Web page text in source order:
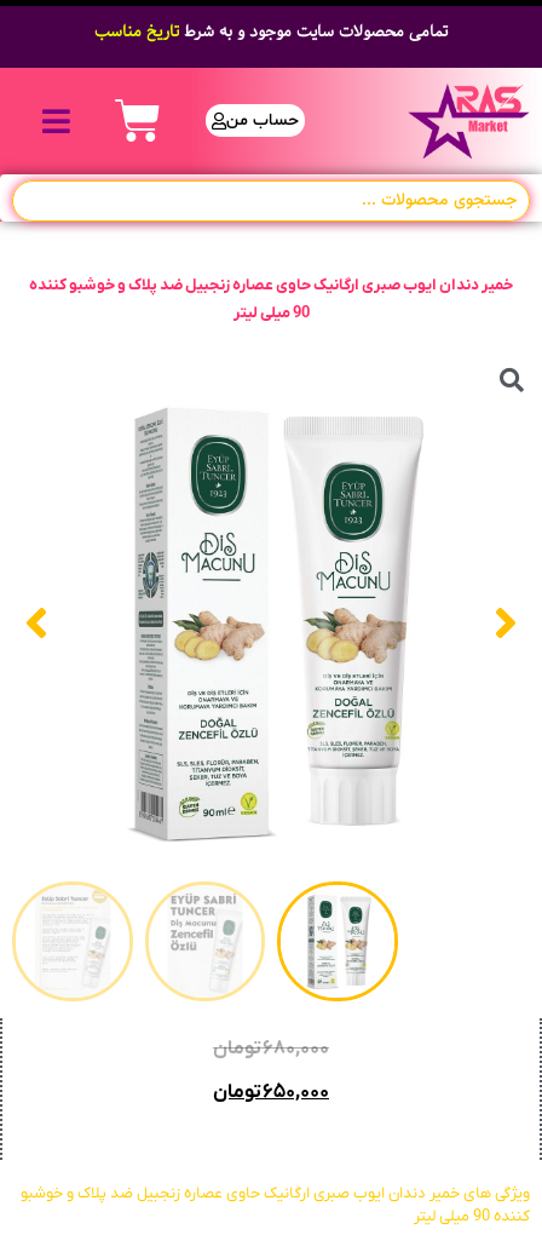
تمامی محصولات سایت موجود و به شرط قیمت مناسب
حساب من
خمیر دندان ایوب صبری ارگانیک حاوی عصاره زنجبیل ضد پلاک و خوشبو کننده
90 میلی لیتر
۶۸۰,۰۰۰تومان
۶۵۰,۰۰۰تومان
ویژگی های خمیر دندان ایوب صبری ارگانیک حاوی عصاره زنجبیل ضد پلاک و خوشبو
کننده 90 میلی لیتر